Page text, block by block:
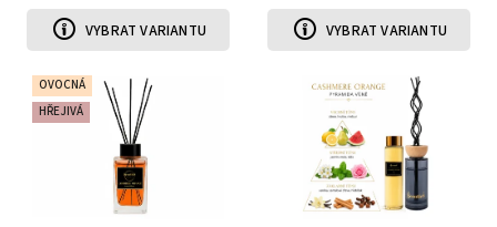
VYBRAT VARIANTU VYBRAT VARIANTU
OVOCNÁ
HŘEJIVÁ